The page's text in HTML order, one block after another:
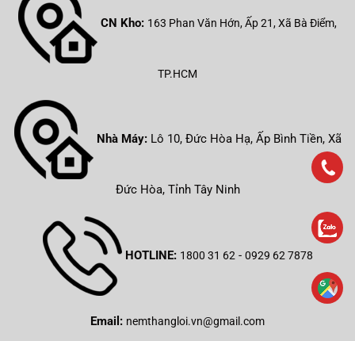
CN Kho: 163 Phan Văn Hớn, Ấp 21, Xã Bà Điểm,
TP.HCM
Nhà Máy:Lô 10, Đức Hòa Hạ, Ấp Bình Tiền, Xã
Đức Hòa, Tỉnh Tây Ninh
HOTLINE: 1800 31 62 - 0929 62 7878
Email: nemthangloi.vn@gmail.com